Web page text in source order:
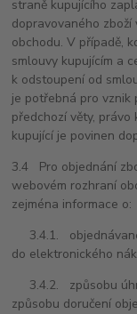
straně kupujícího
dopravovaného
obchodu. V případě,
smlouvy kupujícím a
k odstoupení od
je potřebná pro vznik
předchozí věty,
kupující je povinen
3.4 Pro objednání
webovém rozhraní
zejména informace o:
3.4.1.
do elektronického
3.4.2. způsobu
způsobu doručení